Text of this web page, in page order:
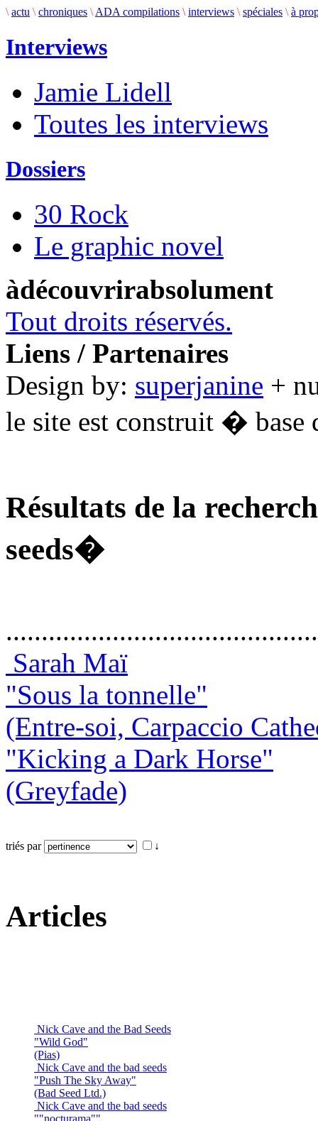
\ actu \ chroniques \ ADA compilations \ interviews \ spéciales \ à
Interviews
Jamie Lidell
Toutes les interviews
Dossiers
30 Rock
Le graphic novel
àdécouvrirabsolument
Tout droits réservés.
Liens / Partenaires
Design by: superjanine +
le site est construit � base
Résultats de la
seeds�
Sarah Maï
"Sous la tonnelle"
(Entre-soi, Carpaccio
"Kicking a Dark Horse"
(Greyfade)
triés par ↓
Articles
Nick Cave and the Bad Seeds
"Wild God"
(Pias)
Nick Cave and the bad seeds
"Push The Sky Away"
(Bad Seed Ltd.)
Nick Cave and the bad seeds